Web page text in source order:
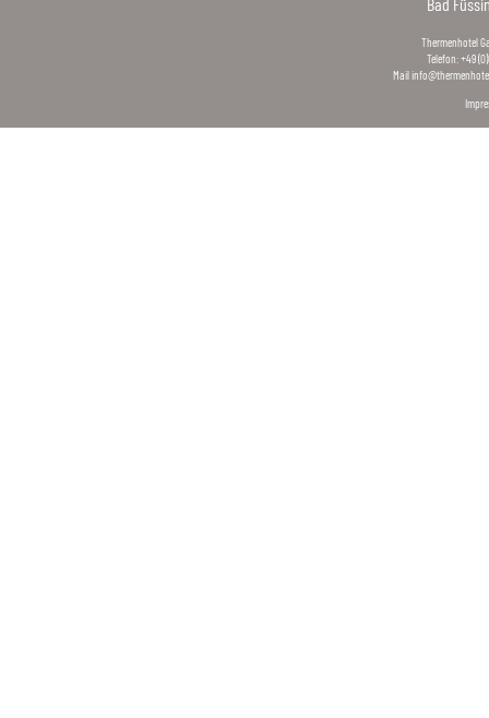
Thermenhotel
Telefon: +49
Mail